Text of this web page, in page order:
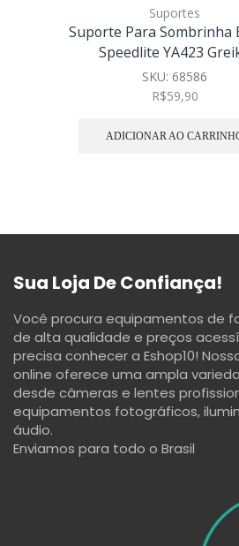
Suportes
Suporte Para Sombrinha
Speedlite YA423
SKU: 68586
R$59,90
ADICIONAR AO
Sua Loja De Confiança!
Você procura equipamentos de
de alta qualidade e preços
precisa conhecer a Eshop10!
online oferece uma ampla
desde câmeras e lentes
equipamentos fotográficos,
áudio.
Enviamos para todo o Brasil